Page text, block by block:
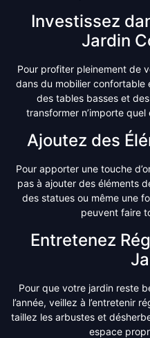
Investissez
Jardin
Pour profiter pleinement de
dans du mobilier confortable
des tables basses et
transformer n’importe
Ajoutez des
Pour apporter une touche
pas à ajouter des éléments
des statues ou même une
peuvent faire
Entretenez
Pour que votre jardin reste
l’année, veillez à l’entretenir
taillez les arbustes et
espace